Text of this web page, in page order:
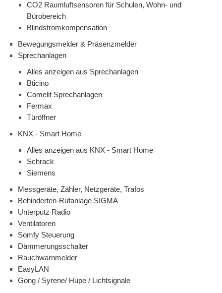
CO2 Raumluftsensoren für Schulen, Wohn- und
Bürobereich
Blindstromkompensation
Bewegungsmelder & Präsenzmelder
Sprechanlagen
Alles anzeigen aus Sprechanlagen
Bticino
Comelit Sprechanlagen
Fermax
Türöffner
KNX - Smart Home
Alles anzeigen aus KNX - Smart Home
Schrack
Siemens
Messgeräte, Zähler, Netzgeräte, Trafos
Behinderten-Rufanlage SIGMA
Unterputz Radio
Ventilatoren
Somfy Steuerung
Dämmerungsschalter
Rauchwarnmelder
EasyLAN
Gong / Syrene/ Hupe / Lichtsignale